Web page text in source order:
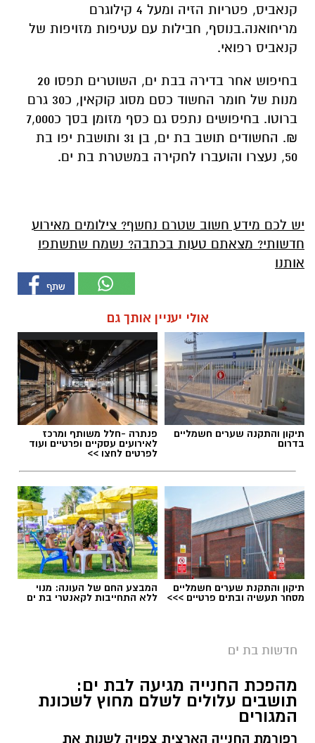
קנאביס, פטריות הזיה ומעל 4 קילוגרם
מריחואנה.בנוסף, חבילות עם עטיפות מזויפות של
קנאביס רפואי.
בחיפוש אחר בדירה בבת ים, השוטרים תפסו 20
מנות של חומר החשוד כסם מסוג קוקאין, כ30 גרם
ברוטו. בחיפושים נתפס גם כסף מזומן בסך כ7,000
₪. החשודים תושב בת ים, בן 31 ותושבת יפו בת
50, נעצרו והועברו לחקירה במשטרת בת ים.
יש לכם מידע חשוב שטרם נחשף? צילומים מאירוע
חדשותי? מצאתם טעות בכתבה? נשמח שתשתפו
אותנו
אולי יעניין אותך גם
תיקון והתקנה שערים חשמליים
בדרום
פנתרה -חלל משותף ומרכז
לאירועים עסקיים ופרטיים ועוד
לפרטים לחצו >>
תיקון והתקנת שערים חשמליים
מסחר תעשיה ובתים פרטיים >>>
המבצע החם של העונה: מנוי
ללא התחייבות לקאנטרי בת ים
חדשות בת ים
מהפכת החנייה מגיעה לבת ים:
תושבים עלולים לשלם מחוץ לשכונת
המגורים
רפורמת החנייה הארצית צפויה לשנות את